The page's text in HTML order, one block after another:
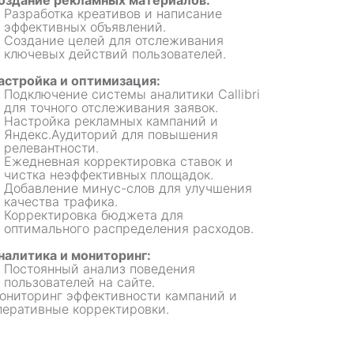
Разработка креативов и написание
эффективных объявлений.
Создание целей для отслеживания
ключевых действий пользователей.
и оптимизация:
Подключение системы аналитики Callibri
для точного отслеживания заявок.
Настройка рекламных кампаний и
Яндекс.Аудиторий для повышения
релевантности.
Ежедневная корректировка ставок и
чистка неэффективных площадок.
Добавление минус-слов для улучшения
качества трафика.
Корректировка бюджета для
оптимального распределения расходов.
и мониторинг:
Постоянный анализ поведения
пользователей на сайте.
эффективности кампаний и
корректировки.
+7 (3952) 662-985